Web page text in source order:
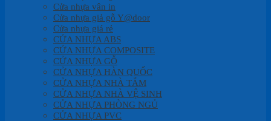
Cửa nhựa vân in
Cửa nhựa giả gỗ Y@door
Cửa nhựa giá rẻ
CỬA NHỰA ABS
CỬA NHỰA COMPOSITE
CỬA NHỰA GỖ
CỬA NHỰA HÀN QUỐC
CỬA NHỰA NHÀ TẮM
CỬA NHỰA NHÀ VỆ SINH
CỬA NHỰA PHÒNG NGỦ
CỬA NHỰA PVC